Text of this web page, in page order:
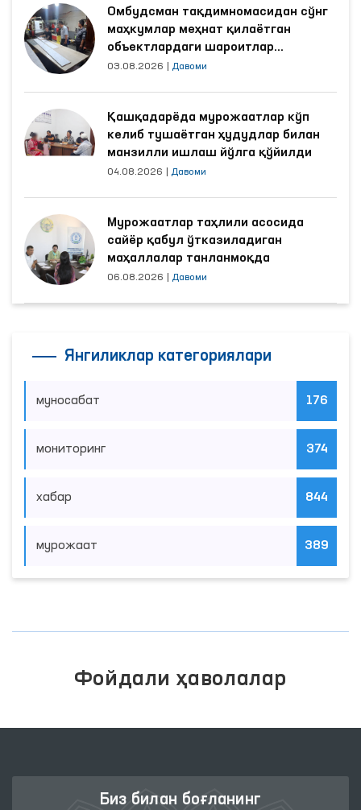
Омбудсман тақдимномасидан сўнг
маҳкумлар меҳнат қилаётган
объектлардаги шароитлар
яхшиланди
03.08.2026 Давоми
Қашқадарёда мурожаатлар кўп
келиб тушаётган ҳудудлар билан
манзилли ишлаш йўлга қўйилди
04.08.2026 Давоми
Мурожаатлар таҳлили асосида
сайёр қабул ўтказиладиган
маҳаллалар танланмоқда
06.08.2026 Давоми
Янгиликлар категориялари
муносабат 176
мониторинг 374
хабар 844
мурожаат 389
Фойдали ҳаволалар
Биз билан боғланинг